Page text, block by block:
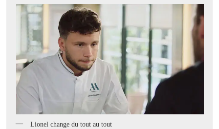
Lionel change du tout au tout